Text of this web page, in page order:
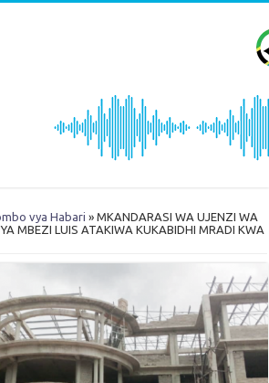
vya Habari » MKANDARASI WA UJENZI WA
MBEZI LUIS ATAKIWA KUKABIDHI MRADI KWA